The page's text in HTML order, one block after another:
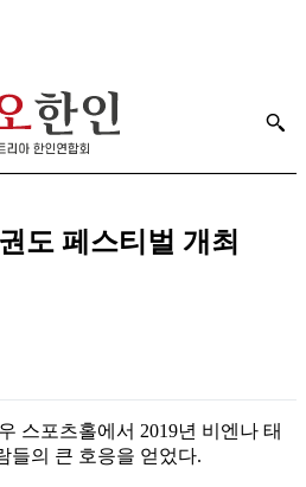
도 페스티벌 개최
스포츠홀에서 2019년 비엔나 태
들의 큰 호응을 얻었다.